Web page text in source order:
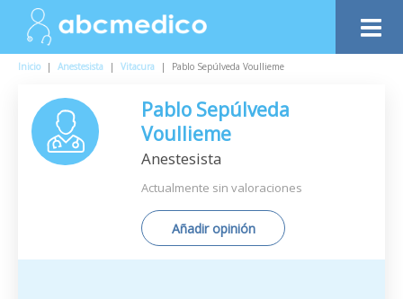
Inicio | Anestesista | Vitacura | Pablo Sepúlveda Voullieme
Pablo Sepúlveda
Voullieme
Anestesista
Actualmente sin valoraciones
Añadir opinión